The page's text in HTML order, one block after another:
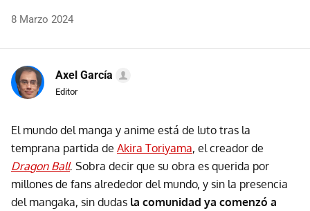
8 Marzo 2024
Axel García
Editor
El mundo del manga y anime está de luto tras la
temprana partida de Akira Toriyama, el creador de
Dragon Ball. Sobra decir que su obra es querida por
millones de fans alrededor del mundo, y sin la presencia
del mangaka, sin dudas la comunidad ya comenzó a